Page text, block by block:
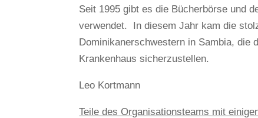
Seit 1995 gibt es die Bücherbörse und
verwendet. In diesem Jahr kam die
Dominikanerschwestern in Sambia, die
Krankenhaus sicherzustellen.
Leo Kortmann
Teile des Organisationsteams mit